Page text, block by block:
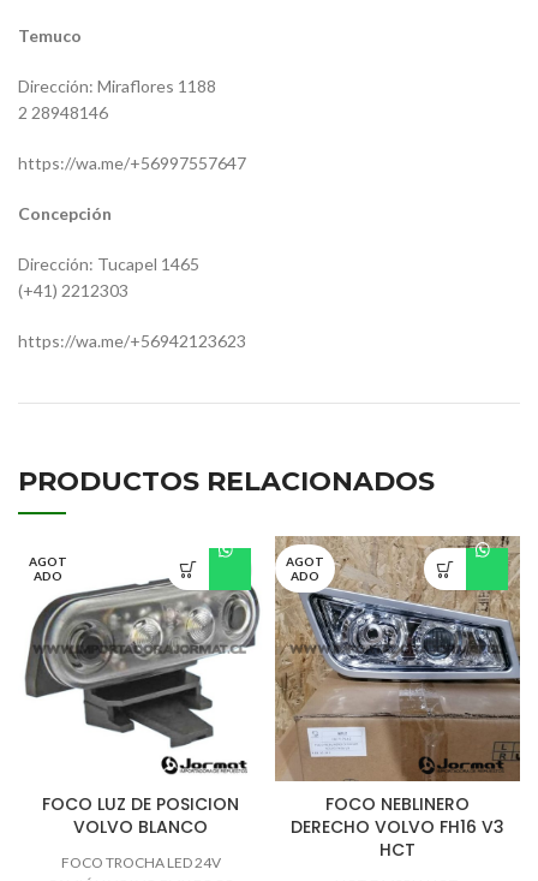
Temuco
Dirección: Miraflores 1188
2 28948146
https://wa.me/+56997557647
Concepción
Dirección: Tucapel 1465
(+41) 2212303
https://wa.me/+56942123623
PRODUCTOS RELACIONADOS
AGOT
ADO
FOCO LUZ DE POSICION
VOLVO BLANCO
FOCO TROCHA LED 24V
AGOT
ADO
FOCO NEBLINERO
DERECHO VOLVO FH16 V3
HCT